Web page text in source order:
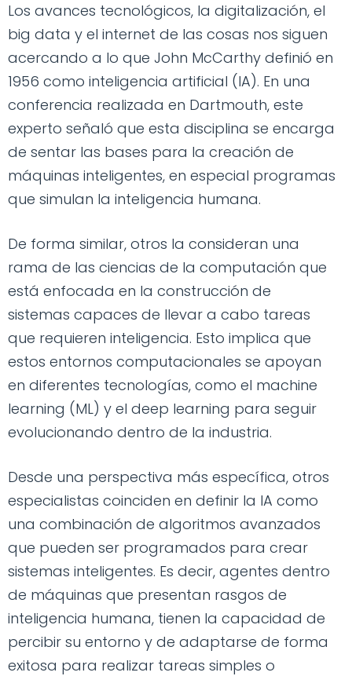
Los avances tecnológicos, la digitalización, el
big data y el internet de las cosas nos siguen
acercando a lo que John McCarthy definió en
1956 como inteligencia artificial (IA). En una
conferencia realizada en Dartmouth, este
experto señaló que esta disciplina se encarga
de sentar las bases para la creación de
máquinas inteligentes, en especial programas
que simulan la inteligencia humana.
De forma similar, otros la consideran una
rama de las ciencias de la computación que
está enfocada en la construcción de
sistemas capaces de llevar a cabo tareas
que requieren inteligencia. Esto implica que
estos entornos computacionales se apoyan
en diferentes tecnologías, como el machine
learning (ML) y el deep learning para seguir
evolucionando dentro de la industria.
Desde una perspectiva más específica, otros
especialistas coinciden en definir la IA como
una combinación de algoritmos avanzados
que pueden ser programados para crear
sistemas inteligentes. Es decir, agentes dentro
de máquinas que presentan rasgos de
inteligencia humana, tienen la capacidad de
percibir su entorno y de adaptarse de forma
exitosa para realizar tareas simples o